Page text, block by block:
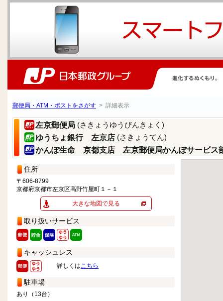
郵便局・ATM・ポストをさがす > 詳細表示
左京郵便局 (さきょうゆうびんきょく)
ゆうちょ銀行 左京店 (さきょうてん)
かんぽ生命 京都支店 左京郵便局かんぽサービス
住所
〒606-8799
京都府京都市左京区高野竹屋町１－１
大きな地図で見る
取り扱いサービス
キャッシュレス
詳しくはこちら
駐車場
あり（13台）